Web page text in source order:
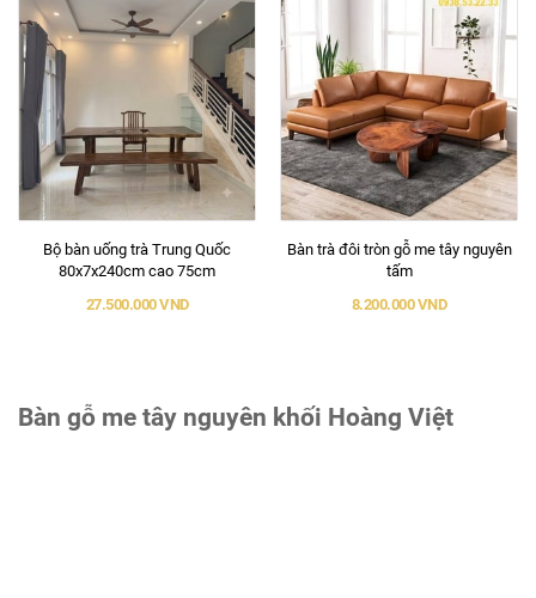
Bộ bàn uống trà Trung Quốc
80x7x240cm cao 75cm
27.500.000 VND
Bàn trà đôi tròn gỗ me tây nguyên
tấm
8.200.000 VND
Bàn gỗ me tây nguyên khối Hoàng Việt